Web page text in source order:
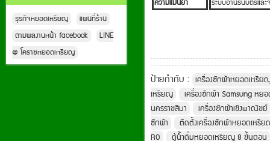
ธุรกิจหยอดเหรียญ
แผนที่ร้าน
ตามผลงานหน้า facebook
LINE
@ โคราชหยอดเหรียญ
ป้ายกำกับ : เครื่องซักผ้าหยอดเหรีย
เหรียญ
เครื่องซักผ้า Samsung หย
นครราชสีมา
เครื่องซักผ้าเชิงพาณิชย์
ซักผ้า
ติดตั้งเครื่องซักผ้าหยอดเหรีย
RO
ตู้น้ำดื่มหยอดเหรียญ 8 ขั้นตอน